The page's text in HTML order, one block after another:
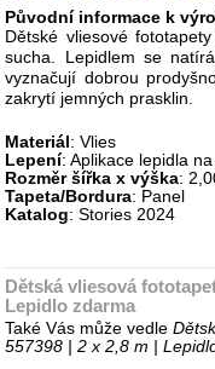
Původní informace k
Dětské vliesové
sucha. Lepidlem se
vyznačují dobrou
zakrytí jemných prasklin.
Materiál: Vlies
Lepení: Aplikace lepidla
Rozměr šířka x výška:
Tapeta/Bordura: Panel
Katalog: Stories 2024
Dětská vliesová
Lepidlo zdarma
Také Vás může vedle
557398 | 2 x 2,8 m |